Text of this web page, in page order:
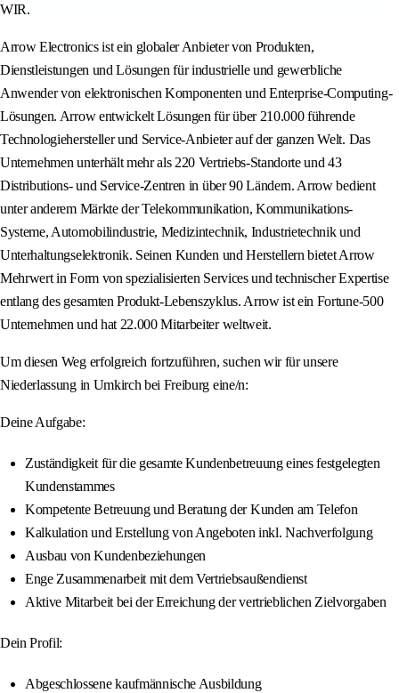
WIR.
Arrow Electronics ist ein globaler Anbieter von Produkten,
Dienstleistungen und Lösungen für industrielle und gewerbliche
Anwender von elektronischen Komponenten und Enterprise-Computing-
Lösungen. Arrow entwickelt Lösungen für über 210.000 führende
Technologiehersteller und Service-Anbieter auf der ganzen Welt. Das
Unternehmen unterhält mehr als 220 Vertriebs-Standorte und 43
Distributions- und Service-Zentren in über 90 Ländern. Arrow bedient
unter anderem Märkte der Telekommunikation, Kommunikations-
Systeme, Automobilindustrie, Medizintechnik, Industrietechnik und
Unterhaltungselektronik. Seinen Kunden und Herstellern bietet Arrow
Mehrwert in Form von spezialisierten Services und technischer Expertise
entlang des gesamten Produkt-Lebenszyklus. Arrow ist ein Fortune-500
Unternehmen und hat 22.000 Mitarbeiter weltweit.
Um diesen Weg erfolgreich fortzuführen, suchen wir für unsere
Niederlassung in Umkirch bei Freiburg eine/n:
Deine Aufgabe:
Zuständigkeit für die gesamte Kundenbetreuung eines festgelegten
Kundenstammes
Kompetente Betreuung und Beratung der Kunden am Telefon
Kalkulation und Erstellung von Angeboten inkl. Nachverfolgung
Ausbau von Kundenbeziehungen
Enge Zusammenarbeit mit dem Vertriebsaußendienst
Aktive Mitarbeit bei der Erreichung der vertrieblichen Zielvorgaben
Dein Profil:
Abgeschlossene kaufmännische Ausbildung